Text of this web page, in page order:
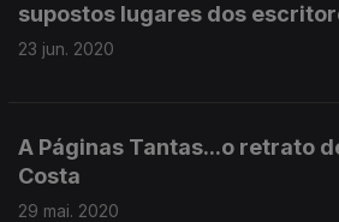
supostos lugares dos
23 jun. 2020
A Páginas Tantas...o retrato
Costa
29 mai. 2020